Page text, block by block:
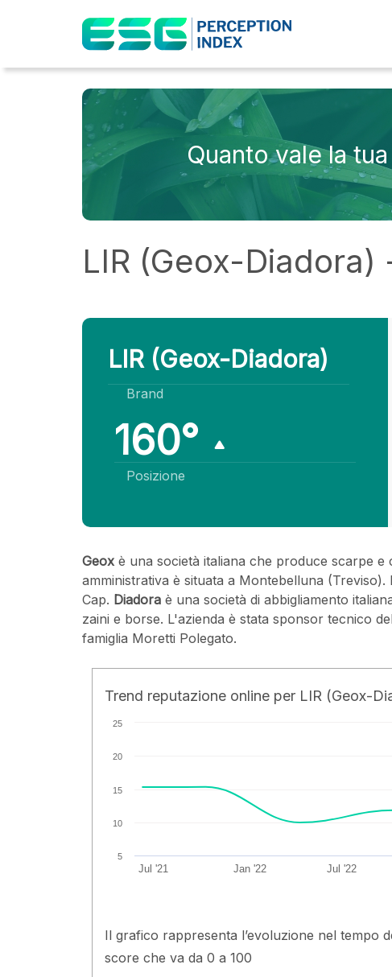
Quanto vale la
LIR (Geox-
LIR (Geox-Diadora)
Brand
160°
Posizione
Geox è una società italiana che produce scarpe
amministrativa è situata a Montebelluna
Cap. Diadora è una società di abbigliamento
zaini e borse. L'azienda è stata sponsor tecnico
famiglia Moretti Polegato.
Trend reputazione online per LIR (Geox-
Jul '21 Jan '22 Jul '22
5
10
15
20
25
Il grafico rappresenta l’evoluzione nel tempo
score che va da 0 a 100